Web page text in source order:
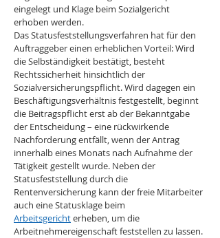
eingelegt und Klage beim Sozialgericht
erhoben werden.
Das Statusfeststellungsverfahren hat für den
Auftraggeber einen erheblichen Vorteil: Wird
die Selbständigkeit bestätigt, besteht
Rechtssicherheit hinsichtlich der
Sozialversicherungspflicht. Wird dagegen ein
Beschäftigungsverhältnis festgestellt, beginnt
die Beitragspflicht erst ab der Bekanntgabe
der Entscheidung – eine rückwirkende
Nachforderung entfällt, wenn der Antrag
innerhalb eines Monats nach Aufnahme der
Tätigkeit gestellt wurde. Neben der
Statusfeststellung durch die
Rentenversicherung kann der freie Mitarbeiter
auch eine Statusklage beim
Arbeitsgericht erheben, um die
Arbeitnehmereigenschaft feststellen zu lassen.